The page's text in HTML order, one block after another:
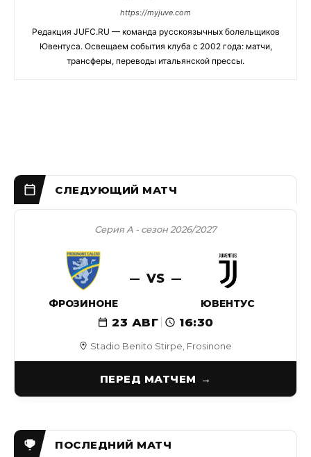
https://myjuve.com
Редакция JUFC.RU — команда русскоязычных болельщиков
Ювентуса. Освещаем события клуба с 2002 года: матчи,
трансферы, переводы итальянской прессы.
Stadio Benito Stirpe, Frosinone
Серия А - сезон 2026/2027
ФРОЗИНОНЕ
VS
ЮВЕНТУС
23 АВГ 16:30
ПЕРЕД МАТЧЕМ